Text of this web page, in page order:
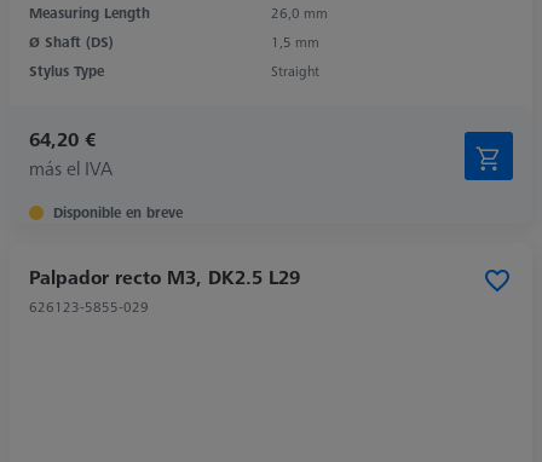
Measuring Length
26,0 mm
Ø Shaft (DS)
1,5 mm
Stylus Type
Straight
64,20 €
más el IVA
Disponible en breve
Palpador recto M3, DK2.5 L29
626123-5855-029